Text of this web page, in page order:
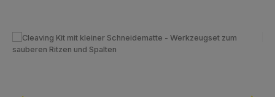
Bildergalerie überspringen